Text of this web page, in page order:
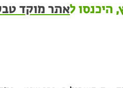
היכנסו לאתר מוקד